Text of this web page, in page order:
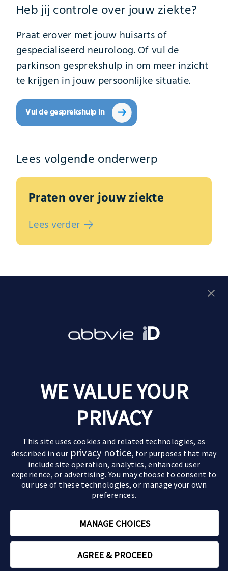
Heb jij controle over jouw ziekte?
Praat erover met jouw huisarts of
gespecialiseerd neuroloog. Of vul de
parkinson gesprekshulp in om meer inzicht
te krijgen in jouw persoonlijke situatie.
Vul de gesprekshulp in
Lees volgende onderwerp
Praten over jouw ziekte
Lees verder
Goede momenten
Leefstijltips
Actief zijn
Relaties
Over parkinson
De ziekte van parkinson
Verloop van de ziekte
Symptomen
Motorische symptomen
Niet-motorische symptomen
Behandelingen
Medicijnen
Geavanceerde behandelingen
Paramedische zorg
Partners & kinderen
Impact op partner en kinderen
Impact op de relatie
Zorgen voor een ouder
Tips om voor jezelf te zorgen
Sommige beelden en personages op deze website
zijn AI-gegenereerd of dienen uitsluitend ter
Gebruikersvoorwaarden
Contact
WE VALUE YOUR
PRIVACY
This site uses cookies and related technologies, as
described in our privacy notice, for purposes that may
include site operation, analytics, enhanced user
experience, or advertising. You may choose to consent to
our use of these technologies, or manage your own
preferences.
MANAGE CHOICES
AGREE & PROCEED